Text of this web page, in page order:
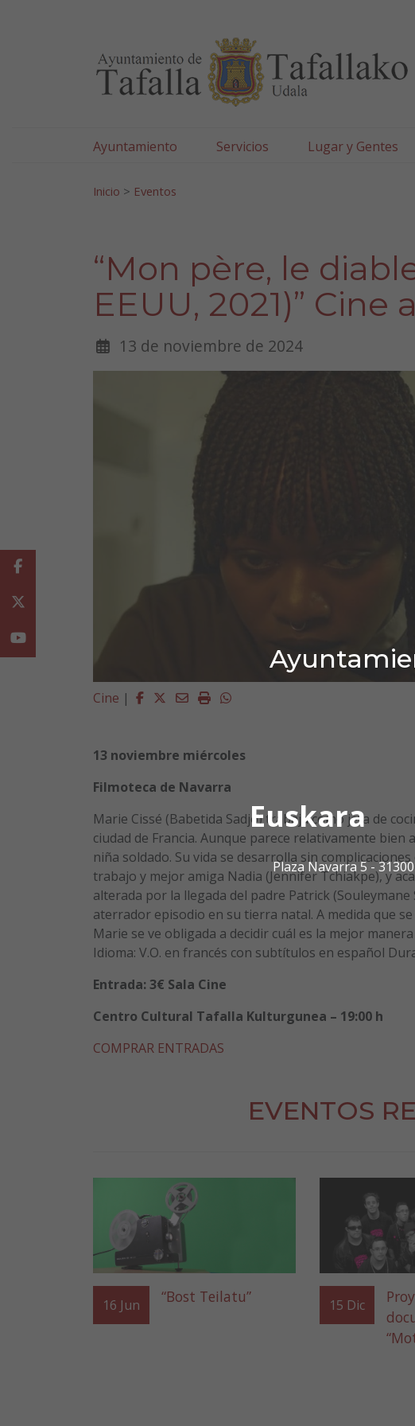
Euskara
Plaza Navarra 5 -
Ayuntamiento Servicios Lugar y Gentes
Inicio > Eventos
“Mon père, le
EEUU, 2021)” Cine
13 de noviembre de 2024
Cine | Facebook
Twitter
EmailImprimirWhatsapp
13 noviembre miércoles
Filmoteca de Navarra
Marie Cissé (Babetida Sadjo) trabaja como jefa de
ciudad de Francia. Aunque parece relativamente
niña soldado. Su vida se desarrolla sin
trabajo y mejor amiga Nadia (Jennifer Tchiakpe), y
alterada por la llegada del padre Patrick
aterrador episodio en su tierra natal. A medida que
Marie se ve obligada a decidir cuál es la mejor
Idioma: V.O. en francés con subtítulos en español
Entrada: 3€ Sala Cine
Centro Cultural Tafalla Kulturgunea – 19:00 h
COMPRAR ENTRADAS
EVENTOS
16 Jun “Bost Teilatu” 15 Dic
Facebook
Youtube